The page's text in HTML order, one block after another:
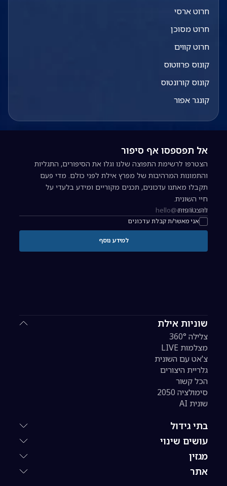
חרוט ארסי
חרוט מסוכן
חרוט קווים
קונוס פרווטוס
קונוס קורונטוס
קונגר אפור
שוניות אילת
צלילה 360°
מצלמות LIVE
צ'אט עם השונית
גלריית היצורים
הכל קשור
סימולציה 2050
שונית AI
בתי גידול
עושים שינוי
מגזין
אתר
אל תפספסו אף סיפור
הצטרפו לרשימת התפוצה שלנו וגלו את הסיפורים, התגליות
והתמונות המרהיבות של מפרץ אילת לפני כולם. מדי פעם
תקבלו מאתנו עדכונים, תכנים מקוריים ומידע בלעדי על
חיי השונית.
כתובת אימייל להרשמה לניוזלטר
אני מאשר/ת קבלת עדכונים
להצטרפות
למידע נוסף